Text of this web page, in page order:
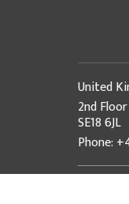
United
2nd
SE18 6JL
Phone: